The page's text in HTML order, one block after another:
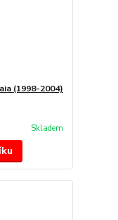
(1998-2004)
Skladem